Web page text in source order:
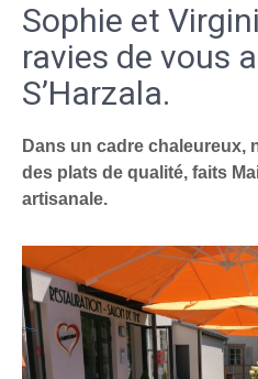
Sophie et
ravies de vous
S’Harzala.
Dans un cadre
des plats de qualité, faits
artisanale.